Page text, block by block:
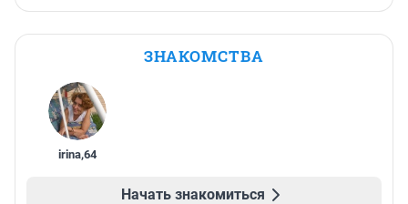
ЗНАКОМСТВА
irina,64
Начать знакомиться